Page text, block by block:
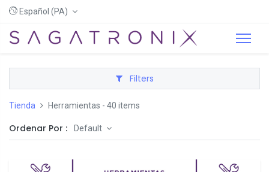
Español (PA)
Filters
Tienda Herramientas - 40 items
Ordenar Por : Default